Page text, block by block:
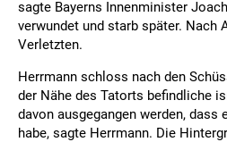
sagte Bayerns Innenminister
verwundet und starb später. Nach
Verletzten.
Herrmann schloss nach den
der Nähe des Tatorts befindliche
davon ausgegangen werden,
habe, sagte Herrmann. Die